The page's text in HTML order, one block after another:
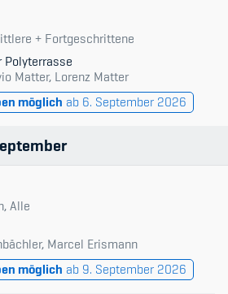
+ Fortgeschrittene
Polyterrasse
Matter, Lorenz Matter
möglich ab 6. September 2026
Alle
Marcel Erismann
möglich ab 9. September 2026